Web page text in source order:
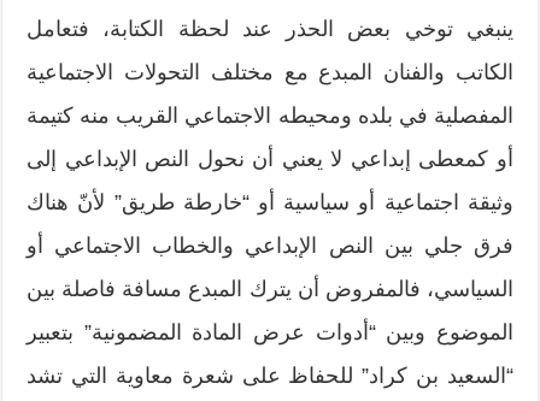
ينبغي توخي بعض الحذر عند لحظة الكتابة، فتعامل
الكاتب والفنان المبدع مع مختلف التحولات الاجتماعية
المفصلية في بلده ومحيطه الاجتماعي القريب منه كتيمة
أو كمعطى إبداعي لا يعني أن نحول النص الإبداعي إلى
وثيقة اجتماعية أو سياسية أو “خارطة طريق” لأنّ هناك
فرق جلي بين النص الإبداعي والخطاب الاجتماعي أو
السياسي، فالمفروض أن يترك المبدع مسافة فاصلة بين
الموضوع وبين “أدوات عرض المادة المضمونية” بتعبير
“السعيد بن كراد” للحفاظ على شعرة معاوية التي تشد